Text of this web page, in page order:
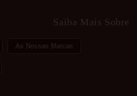
Saiba Mais Sobre
As Nossas Marcas